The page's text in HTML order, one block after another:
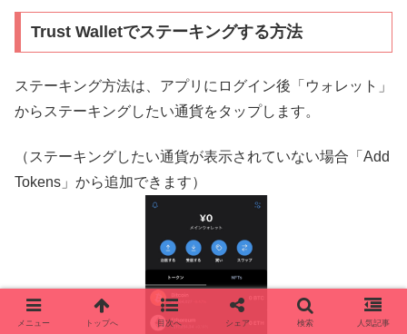
Trust Walletでステーキングする方法
ステーキング方法は、アプリにログイン後「ウォレット」
からステーキングしたい通貨をタップします。
（ステーキングしたい通貨が表示されていない場合「Add
Tokens」から追加できます）
メニュー トップへ 目次へ シェア 検索 人気記事